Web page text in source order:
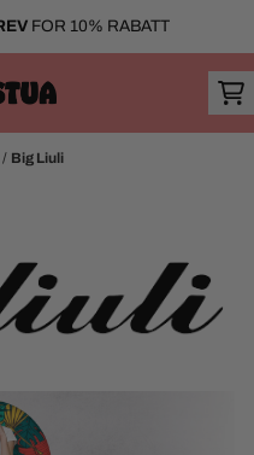
FOR 10% RABATT
/ Big Liuli